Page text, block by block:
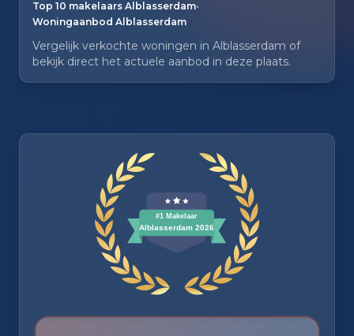
Top 10 makelaars Alblasserdam•
Woningaanbod Alblasserdam
Vergelijk verkochte woningen in Alblasserdam of
bekijk direct het actuele aanbod in deze plaats.